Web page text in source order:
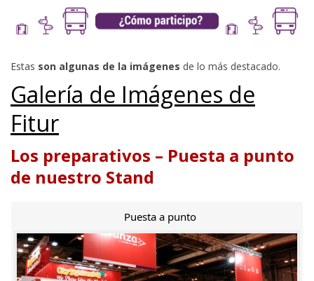
Estas son algunas de la imágenes de lo más destacado.
Galería de Imágenes de
Fitur
Los preparativos – Puesta a punto
de nuestro Stand
Puesta a punto